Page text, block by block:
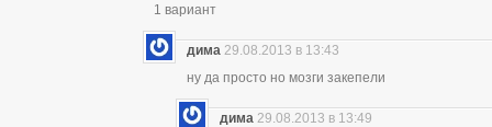
1 вариант
дима 29.08.2013 в 13:43
ну да просто но мозги закепели
дима 29.08.2013 в 13:49